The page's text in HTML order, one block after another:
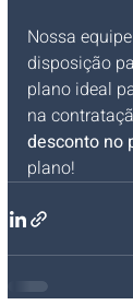
Nossa
disposição
plano ideal
na
desconto no
plano!